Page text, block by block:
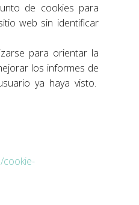
de cookies para
web sin identificar
para orientar la
los informes de
ya haya visto.
cookie-